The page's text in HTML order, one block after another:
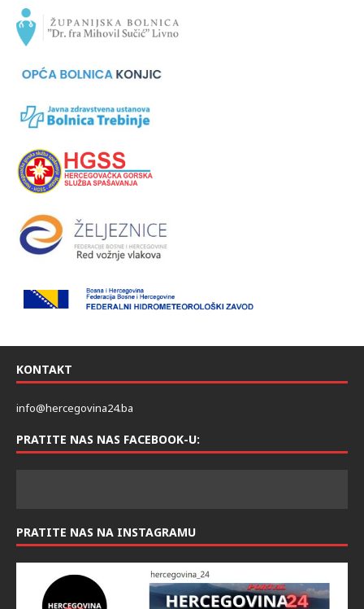
KONTAKT
info@hercegovina24.ba
PRATITE NAS NAS FACEBOOK-U:
PRATITE NAS NA INSTAGRAMU